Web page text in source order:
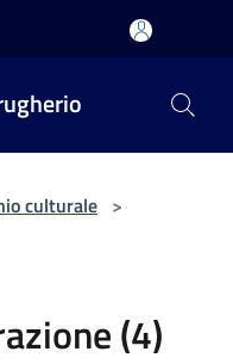
culturale >
(4)